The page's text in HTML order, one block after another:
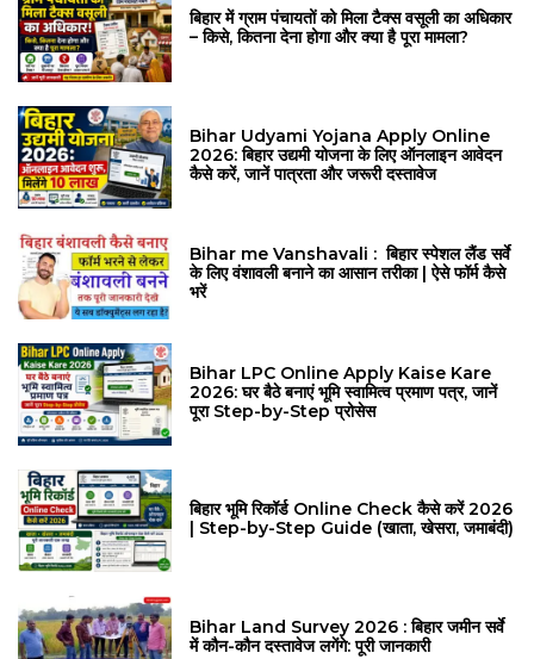
बिहार में ग्राम पंचायतों को मिला टैक्स वसूली का अधिकार
– किसे, कितना देना होगा और क्या है पूरा मामला?
Bihar Udyami Yojana Apply Online
2026: बिहार उद्यमी योजना के लिए ऑनलाइन आवेदन
कैसे करें, जानें पात्रता और जरूरी दस्तावेज
Bihar me Vanshavali : बिहार स्पेशल लैंड सर्वे
के लिए वंशावली बनाने का आसान तरीका | ऐसे फॉर्म कैसे
भरें
Bihar LPC Online Apply Kaise Kare
2026: घर बैठे बनाएं भूमि स्वामित्व प्रमाण पत्र, जानें
पूरा Step-by-Step प्रोसेस
बिहार भूमि रिकॉर्ड Online Check कैसे करें 2026
| Step-by-Step Guide (खाता, खेसरा, जमाबंदी)
Bihar Land Survey 2026 : बिहार जमीन सर्वे
में कौन-कौन दस्तावेज लगेंगे: पूरी जानकारी